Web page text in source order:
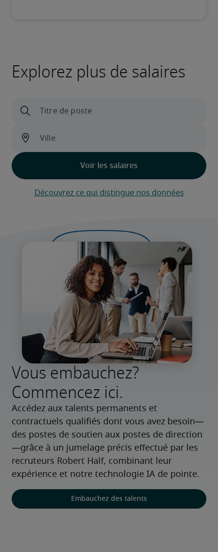
Explorez plus de salaires
Découvrez ce qui distingue nos données
Vous embauchez?
Commencez ici.
Accédez aux talents permanents et
contractuels qualifiés dont vous avez besoin—
des postes de soutien aux postes de direction
—grâce à un jumelage précis effectué par les
recruteurs Robert Half, combinant leur
expérience et notre technologie IA de pointe.
Embauchez des talents